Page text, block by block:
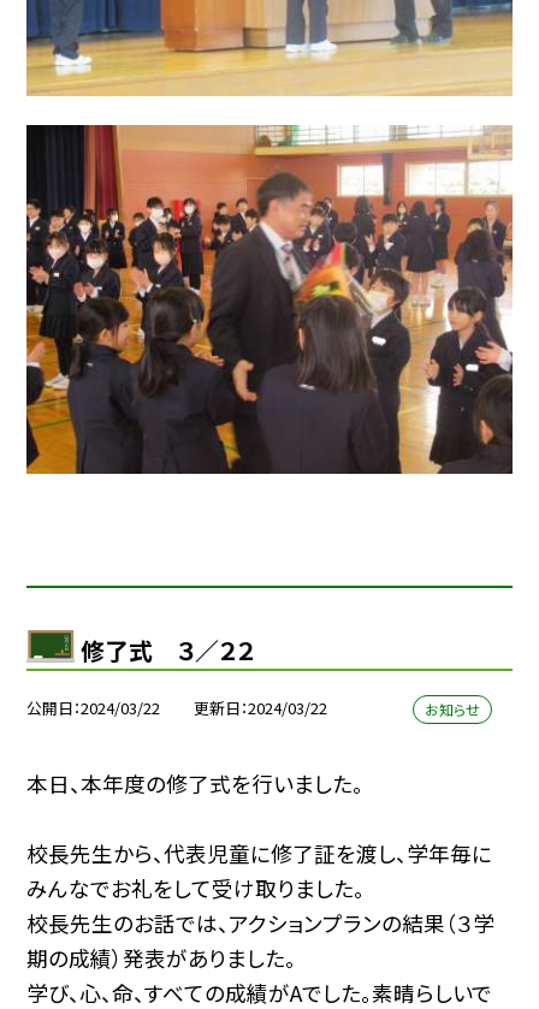
修了式 ３／２２
公開日 2024/03/22 更新日 2024/03/22 お知らせ
本日、本年度の修了式を行いました。
校長先生から、代表児童に修了証を渡し、学年毎に
みんなでお礼をして受け取りました。
校長先生のお話では、アクションプランの結果（３学
期の成績）発表がありました。
学び、心、命、すべての成績がAでした。素晴らしいで